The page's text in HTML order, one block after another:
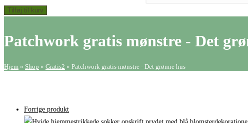
Tilføj til kurv
Patchwork gratis mønstre​ - Det
Hjem » Shop » Gratis2 » Patchwork gratis mønstre​ - Det grønne hus
Forrige produkt